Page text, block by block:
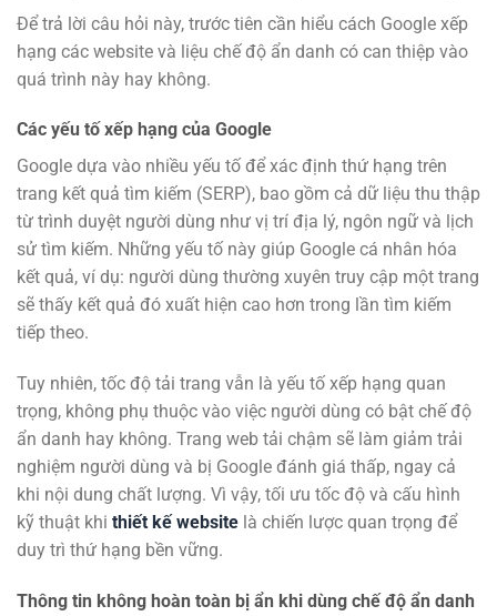
Để trả lời câu hỏi này, trước tiên cần hiểu cách Google xếp
hạng các website và liệu chế độ ẩn danh có can thiệp vào
quá trình này hay không.
Các yếu tố xếp hạng của Google
Google dựa vào nhiều yếu tố để xác định thứ hạng trên
trang kết quả tìm kiếm (SERP), bao gồm cả dữ liệu thu thập
từ trình duyệt người dùng như vị trí địa lý, ngôn ngữ và lịch
sử tìm kiếm. Những yếu tố này giúp Google cá nhân hóa
kết quả, ví dụ: người dùng thường xuyên truy cập một trang
sẽ thấy kết quả đó xuất hiện cao hơn trong lần tìm kiếm
tiếp theo.
Tuy nhiên, tốc độ tải trang vẫn là yếu tố xếp hạng quan
trọng, không phụ thuộc vào việc người dùng có bật chế độ
ẩn danh hay không. Trang web tải chậm sẽ làm giảm trải
nghiệm người dùng và bị Google đánh giá thấp, ngay cả
khi nội dung chất lượng. Vì vậy, tối ưu tốc độ và cấu hình
kỹ thuật khi thiết kế website là chiến lược quan trọng để
duy trì thứ hạng bền vững.
Thông tin không hoàn toàn bị ẩn khi dùng chế độ ẩn danh